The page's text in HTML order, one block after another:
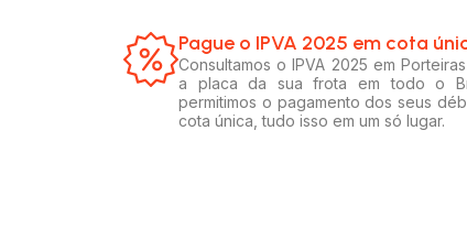
Pague o IPVA 2025 em cota
Consultamos o IPVA 2025 em
a placa da sua frota em todo o
permitimos o pagamento dos seus
cota única, tudo isso em um só lugar.